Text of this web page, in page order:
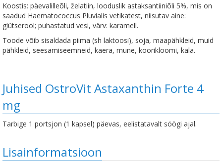
Koostis: päevalilleõli, želatiin, looduslik astaksantiiniõli 5%, mis on
saadud Haematococcus Pluvialis vetikatest, niisutav aine:
glütserool; puhastatud vesi, värv: karamell.
Toode võib sisaldada piima (sh laktoosi), soja, maapähkleid, muid
pähkleid, seesamiseemneid, kaera, mune, koorikloomi, kala.
Juhised OstroVit Astaxanthin Forte 4
mg
Tarbige 1 portsjon (1 kapsel) päevas, eelistatavalt söögi ajal.
Lisainformatsioon